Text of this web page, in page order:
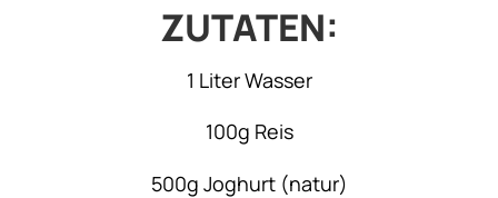
ZUTATEN:
1 Liter Wasser
100g Reis
500g Joghurt (natur)